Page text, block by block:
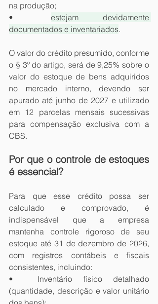
na produção;
estejam devidamente
documentados e inventariados.
O valor do crédito presumido, conforme
o § 3º do artigo, será de 9,25% sobre o
valor do estoque de bens adquiridos
no mercado interno, devendo ser
apurado até junho de 2027 e utilizado
em 12 parcelas mensais sucessivas
para compensação exclusiva com a
CBS.
Por que o controle de estoques
é essencial?
Para que esse crédito possa ser
calculado e comprovado, é
indispensável que a empresa
mantenha controle rigoroso de seu
estoque até 31 de dezembro de 2026,
com registros contábeis e fiscais
consistentes, incluindo:
•	Inventário físico detalhado
(quantidade, descrição e valor unitário